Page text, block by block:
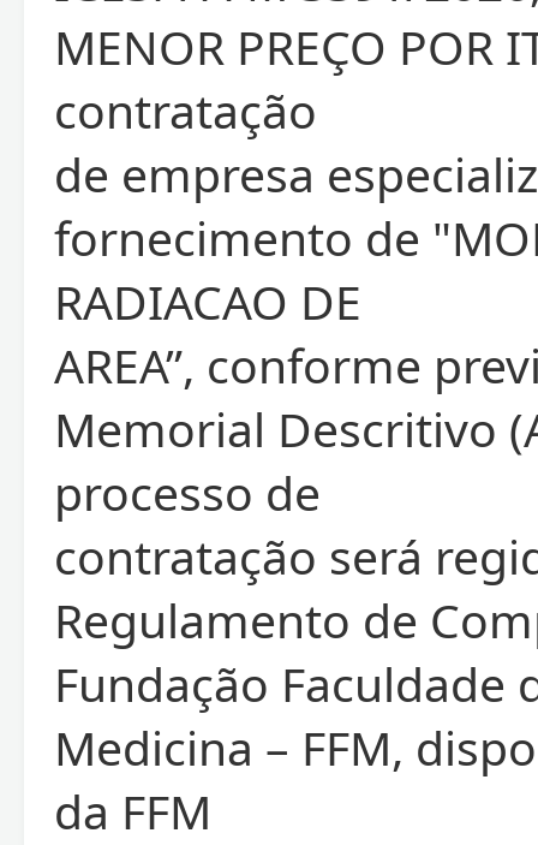
MENOR PREÇO POR
contratação
de empresa
fornecimento de
RADIACAO DE
AREA”, conforme
Memorial Descritivo
processo de
contratação será
Regulamento de
Fundação Faculdade
Medicina – FFM,
da FFM